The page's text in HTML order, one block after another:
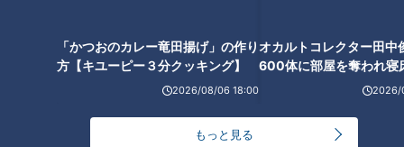
「かつおのカレー竜田揚げ」の作り
方【キユーピー３分クッキング】
2026/08/06 18:00
オカルトコレクター田中
600体に部屋を奪われ寝
2026/
もっと見る
◆一般席：6,000円（税込）
◆配信チケット：3,000円（税込）
販売スケジュール： 名古屋の怖い夜公式HPにて6月12日